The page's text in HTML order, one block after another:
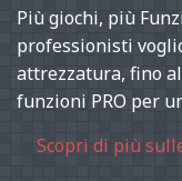
Più giochi, più
professionisti
attrezzatura, fino
funzioni PRO per
Scopri di più